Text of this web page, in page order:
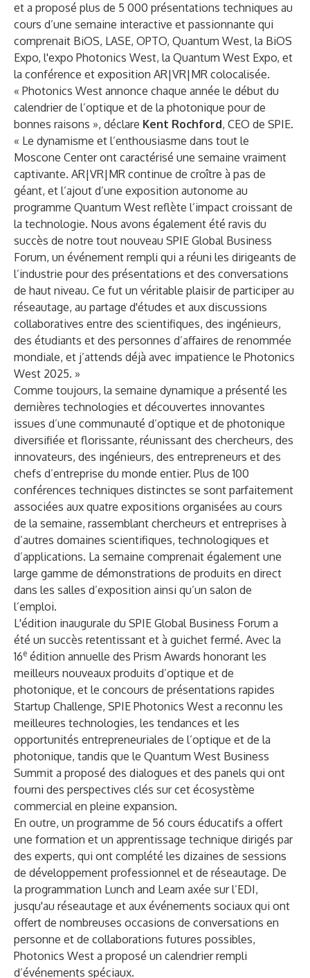
et a proposé plus de 5 000 présentations techniques au
cours d’une semaine interactive et passionnante qui
comprenait BiOS, LASE, OPTO, Quantum West, la BiOS
Expo, l'expo Photonics West, la Quantum West Expo, et
la conférence et exposition AR|VR|MR colocalisée.
« Photonics West annonce chaque année le début du
calendrier de l’optique et de la photonique pour de
bonnes raisons », déclare Kent Rochford, CEO de SPIE.
« Le dynamisme et l’enthousiasme dans tout le
Moscone Center ont caractérisé une semaine vraiment
captivante. AR|VR|MR continue de croître à pas de
géant, et l’ajout d’une exposition autonome au
programme Quantum West reflète l’impact croissant de
la technologie. Nous avons également été ravis du
succès de notre tout nouveau SPIE Global Business
Forum, un événement rempli qui a réuni les dirigeants de
l’industrie pour des présentations et des conversations
de haut niveau. Ce fut un véritable plaisir de participer au
réseautage, au partage d'études et aux discussions
collaboratives entre des scientifiques, des ingénieurs,
des étudiants et des personnes d’affaires de renommée
mondiale, et j’attends déjà avec impatience le Photonics
West 2025. »
Comme toujours, la semaine dynamique a présenté les
dernières technologies et découvertes innovantes
issues d’une communauté d’optique et de photonique
diversifiée et florissante, réunissant des chercheurs, des
innovateurs, des ingénieurs, des entrepreneurs et des
chefs d’entreprise du monde entier. Plus de 100
conférences techniques distinctes se sont parfaitement
associées aux quatre expositions organisées au cours
de la semaine, rassemblant chercheurs et entreprises à
d’autres domaines scientifiques, technologiques et
d’applications. La semaine comprenait également une
large gamme de démonstrations de produits en direct
dans les salles d’exposition ainsi qu’un salon de
l’emploi.
L'édition inaugurale du SPIE Global Business Forum a
été un succès retentissant et à guichet fermé. Avec la
16e édition annuelle des Prism Awards honorant les
meilleurs nouveaux produits d’optique et de
photonique, et le concours de présentations rapides
Startup Challenge, SPIE Photonics West a reconnu les
meilleures technologies, les tendances et les
opportunités entrepreneuriales de l’optique et de la
photonique, tandis que le Quantum West Business
Summit a proposé des dialogues et des panels qui ont
fourni des perspectives clés sur cet écosystème
commercial en pleine expansion.
En outre, un programme de 56 cours éducatifs a offert
une formation et un apprentissage technique dirigés par
des experts, qui ont complété les dizaines de sessions
de développement professionnel et de réseautage. De
la programmation Lunch and Learn axée sur l’EDI,
jusqu'au réseautage et aux événements sociaux qui ont
offert de nombreuses occasions de conversations en
personne et de collaborations futures possibles,
Photonics West a proposé un calendrier rempli
d’événements spéciaux.